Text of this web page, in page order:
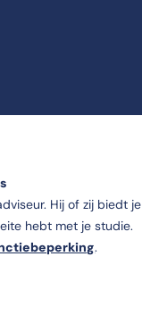
Hij of zij biedt je
hebt met je studie.
.